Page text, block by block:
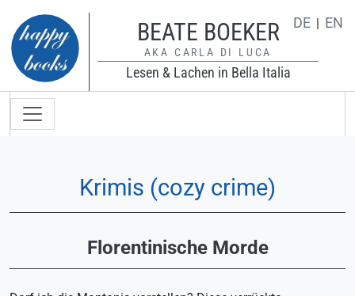
Direkt zum Inhalt BEATE BOEKER
AKA CARLA DI LUCA
Lesen & Lachen in Bella Italia
DE EN
Hauptnavigation
Krimis (cozy crime)
Florentinische Morde